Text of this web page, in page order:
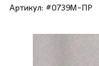
Артикул: #0739М-ПР